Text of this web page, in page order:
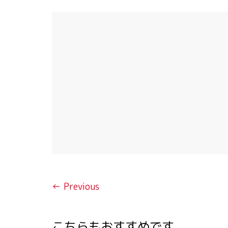
← Previous